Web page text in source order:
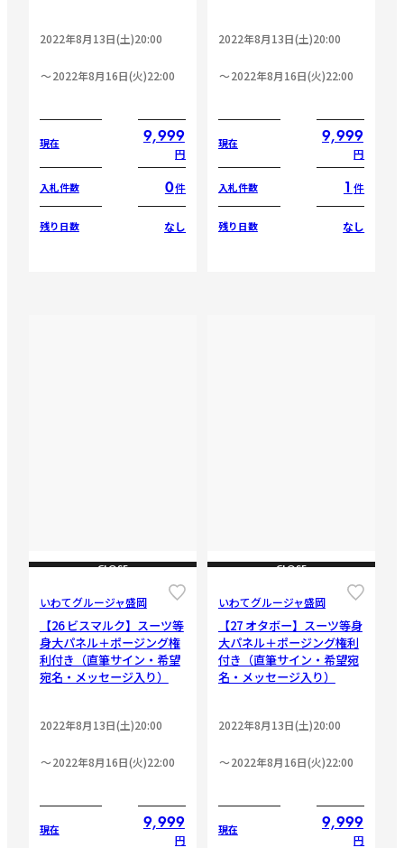
2022年8月13日(土)20:00
2022年8月16日(火)22:00
現在 9,999
円
入札件数 0件
残り日数 なし
2022年8月13日(土)20:00
2022年8月16日(火)22:00
現在 9,999
円
入札件数 1 件
残り日数 なし
CLOSE
いわてグルージャ盛岡
【26 ビスマルク】スーツ等
身大パネル＋ポージング権
利付き（直筆サイン・希望
宛名・メッセージ入り）
2022年8月13日(土)20:00
2022年8月16日(火)22:00
現在 9,999
円
CLOSE
いわてグルージャ盛岡
【27 オタボー】スーツ等身
大パネル＋ポージング権利
付き（直筆サイン・希望宛
名・メッセージ入り）
2022年8月13日(土)20:00
2022年8月16日(火)22:00
現在 9,999
円